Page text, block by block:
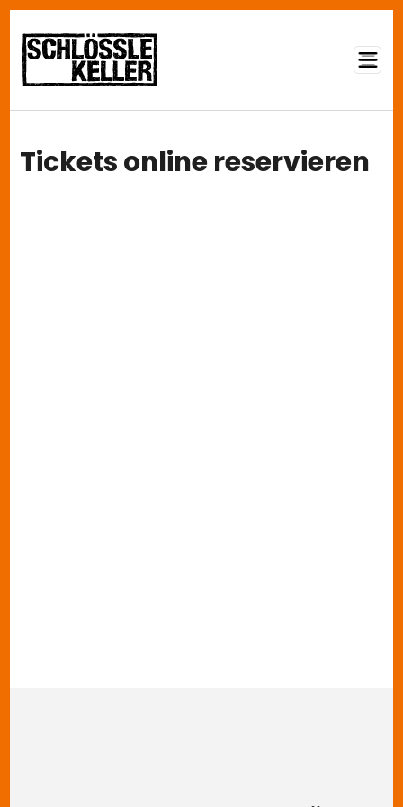
Tickets online reservieren